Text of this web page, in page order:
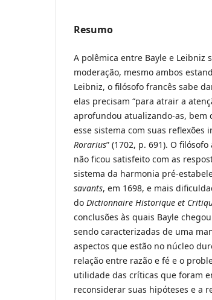
Resumo
A polêmica entre Bayle e
moderação, mesmo ambos
Leibniz, o filósofo francês sabe
elas precisam “para atrair a
aprofundou atualizando-as,
esse sistema com suas
Rorarius” (1702, p. 691). O
não ficou satisfeito com as
sistema da harmonia pré-
savants, em 1698, e mais
do Dictionnaire Historique et
conclusões às quais Bayle
sendo caracterizadas de uma
aspectos que estão no núcleo
relação entre razão e fé e o
utilidade das críticas que foram
reconsiderar suas hipóteses e a